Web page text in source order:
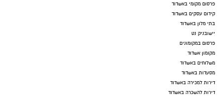
כתבה באשדוד
אולמות אירועים באשדוד
דירה באשדוד
עו"ד פלילי באשדוד
עורך דין פלילי באשדוד
עורך דין באשדוד
קריית גת נט
חולון נט
פרסום
גלובוס סנטר חוף אשקלון